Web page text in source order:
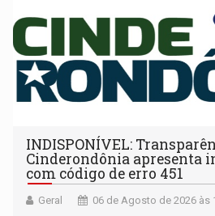
INDISPONÍVEL:
Cinderondônia apresenta
com código de erro 451
Geral 06 de Agosto de 2026 às